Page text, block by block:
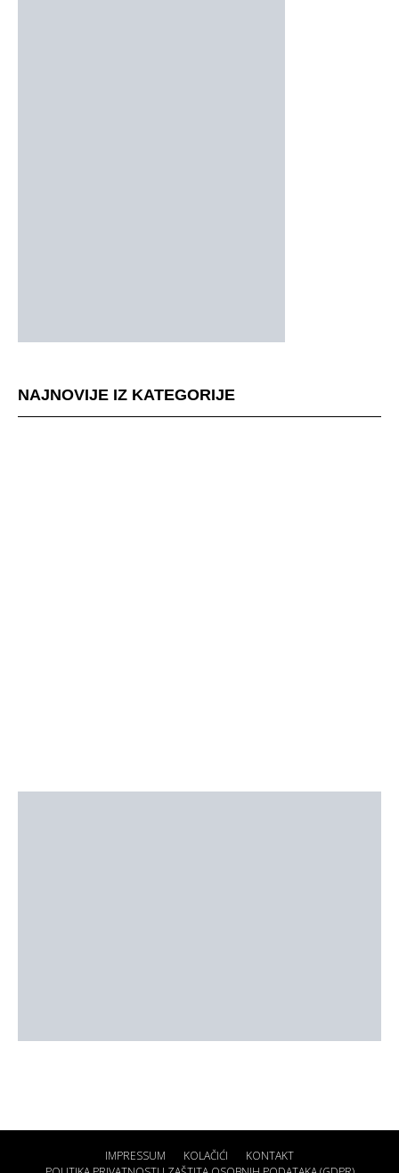
NAJNOVIJE IZ KATEGORIJE
IMPRESSUM KOLAČIĆI
KONTAKT